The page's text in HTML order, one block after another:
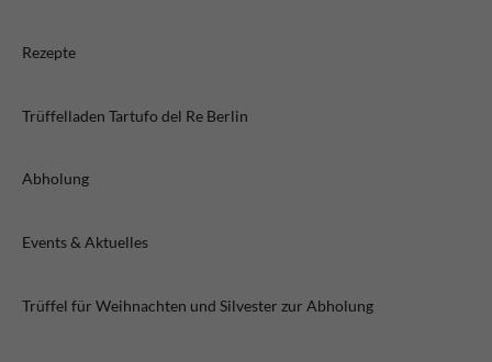
Rezepte
Trüffelladen Tartufo del Re Berlin
Abholung
Events & Aktuelles
Trüffel für Weihnachten und Silvester zur Abholung